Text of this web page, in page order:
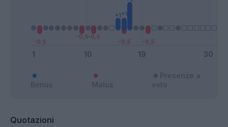
Quotazioni